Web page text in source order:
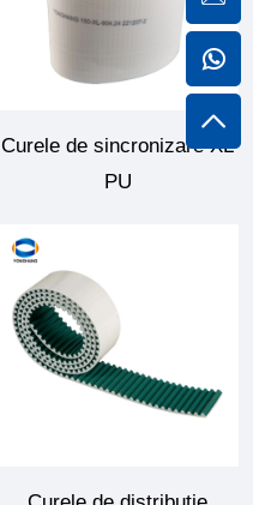
Curele de sincronizare XL
PU